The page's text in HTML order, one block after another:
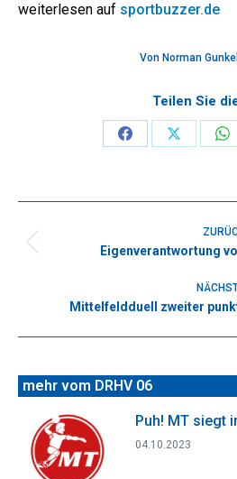
weiterlesen auf sportbuzzer.de
Von Norman Gunkel
Teilen Sie
Share
Facebook
Share
X
Eigenverantwortung
Mittelfeldduell zweiter
mehr vom DRHV 06
Puh! MT siegt
04.10.2023